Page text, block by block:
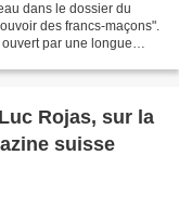
dans le dossier du
des francs-maçons".
par une longue
Rojas, sur la
suisse